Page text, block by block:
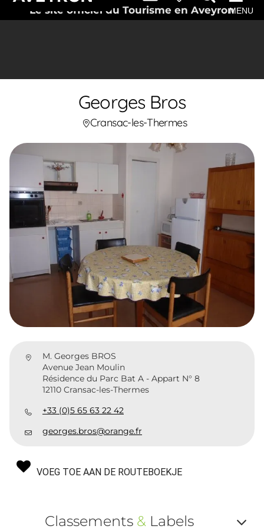
Le site officiel du Tourisme en AveyronMENU
Georges Bros
Cransac-les-Thermes
M. Georges BROS
Avenue Jean Moulin
Résidence du Parc Bat A - Appart N° 8
12110 Cransac-les-Thermes
+33 (0)5 65 63 22 42
georges.bros@orange.fr
VOEG TOE AAN DE ROUTEBOEKJE
Classements &Labels